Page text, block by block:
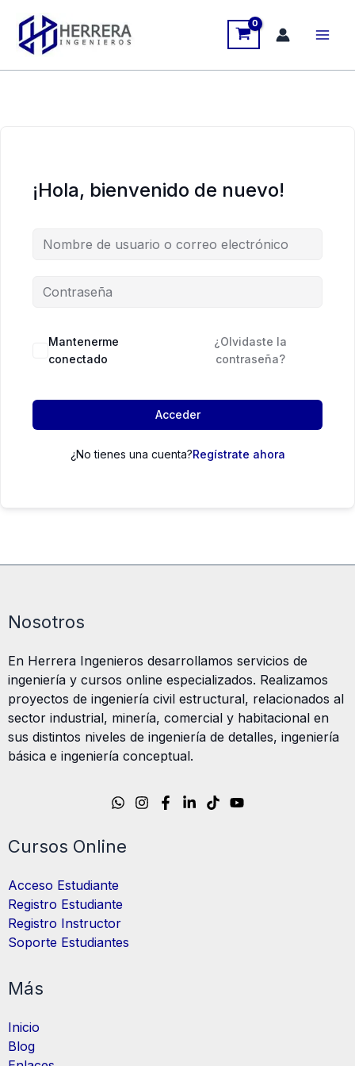
contenido
¡Hola, bienvenido de nuevo!
Mantenerme
conectado
¿Olvidaste la
contraseña?
Acceder
¿No tienes una cuenta?Regístrate ahora
Nosotros
En Herrera Ingenieros desarrollamos servicios de
ingeniería y cursos online especializados. Realizamos
proyectos de ingeniería civil estructural, relacionados al
sector industrial, minería, comercial y habitacional en
sus distintos niveles de ingeniería de detalles, ingeniería
básica e ingeniería conceptual.
Cursos Online
Acceso Estudiante
Registro Estudiante
Registro Instructor
Soporte Estudiantes
Más
Inicio
Blog